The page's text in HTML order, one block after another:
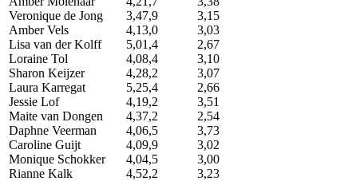
Veronique de Jong
3,47,9
3,15
Amber Vels
4,13,0
3,03
Lisa van der Kolff
5,01,4
2,67
Loraine Tol
4,08,4
3,10
Sharon Keijzer
4,28,2
3,07
Laura Karregat
5,25,4
2,66
Jessie Lof
4,19,2
3,51
Maite van Dongen
4,37,2
2,54
Daphne Veerman
4,06,5
3,73
Caroline Guijt
4,09,9
3,02
Monique Schokker
4,04,5
3,00
Rianne Kalk
4,52,2 3,23